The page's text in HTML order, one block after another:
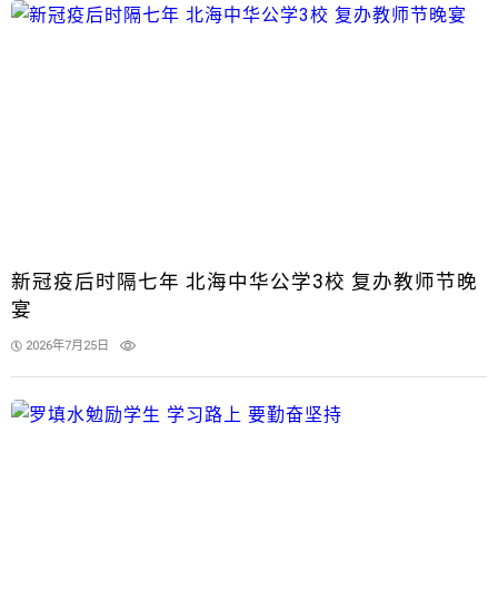
新冠疫后时隔七年 北海中华公学3校 复办教师节晚
宴
2026年7月25日